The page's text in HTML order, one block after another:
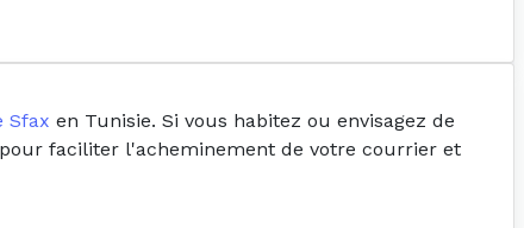
Sfax en Tunisie. Si vous habitez ou envisagez de
faciliter l'acheminement de votre courrier et